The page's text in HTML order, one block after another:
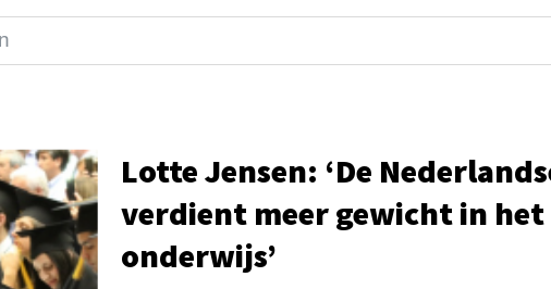
Lotte Jensen: ‘De
verdient meer gewicht in het
onderwijs’